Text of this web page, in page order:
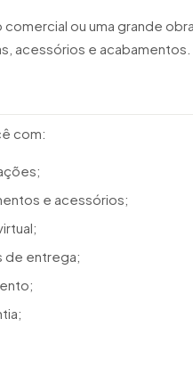
ou uma grande
acessórios e acabamentos.
com:
e acessórios;
de entrega;